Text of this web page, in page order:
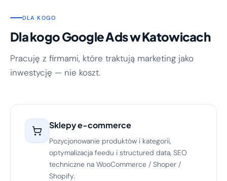
DLA KOGO
Dla kogo Google Ads w Katowicach
Pracuję z firmami, które traktują marketing jako
inwestycję — nie koszt.
Sklepy e-commerce
Pozycjonowanie produktów i kategorii,
optymalizacja feedu i structured data, SEO
techniczne na WooCommerce / Shoper /
Shopify.